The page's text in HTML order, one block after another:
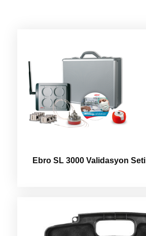
Ebro SL 3000 Validasyon Seti